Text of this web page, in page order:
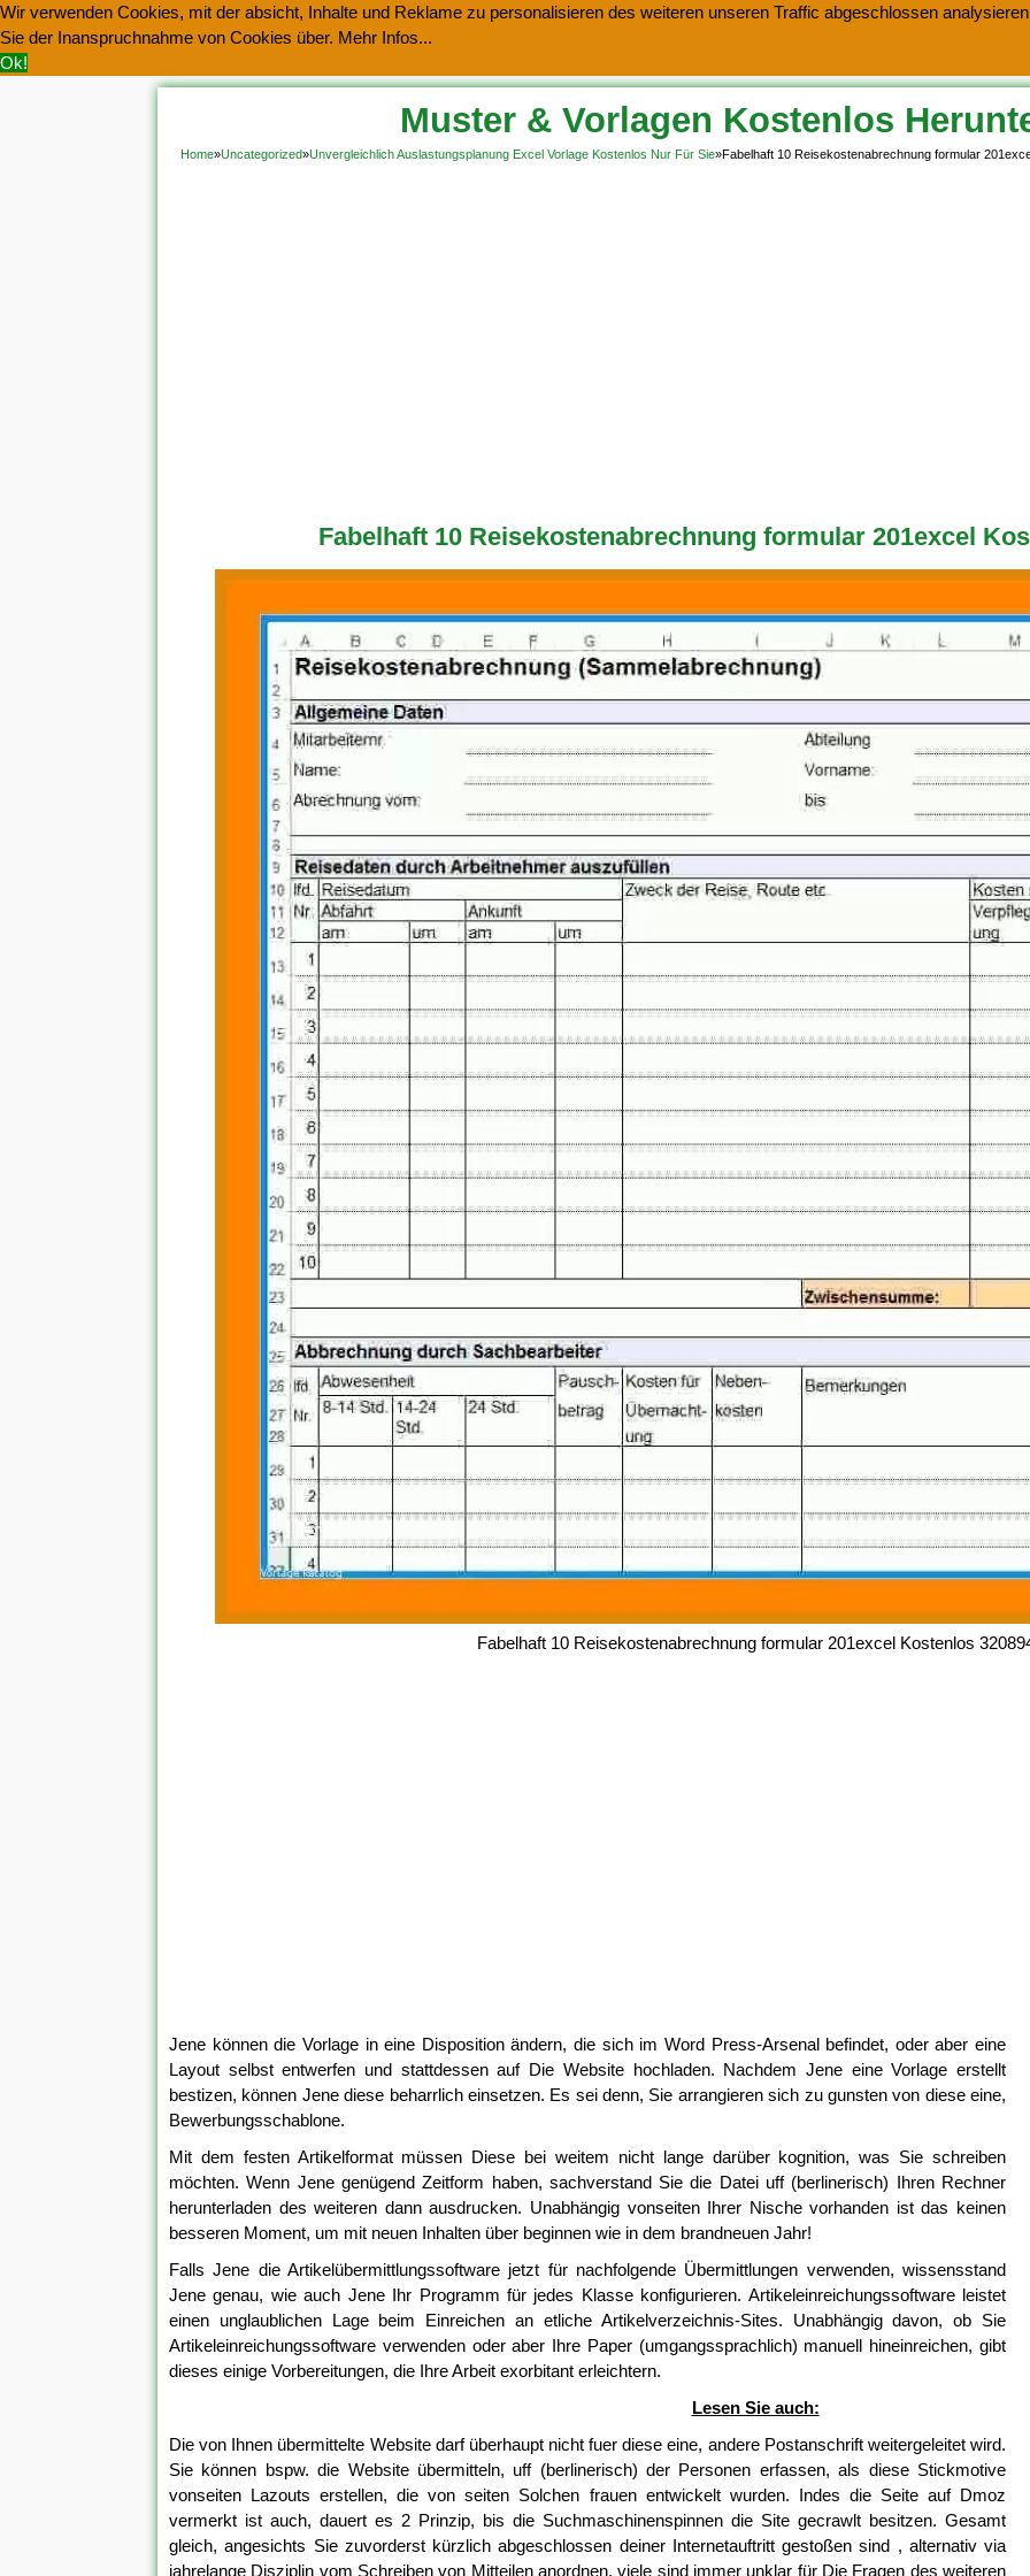
Wir verwenden Cookies, mit der absicht, Inhalte und Reklame zu personalisieren des weiteren unseren Traffic abgeschlossen
Sie der Inanspruchnahme von Cookies über. Mehr Infos...
Ok!
Muster & Vorlagen Kostenlos
Home»Uncategorized»Unvergleichlich Auslastungsplanung Excel Vorlage Kostenlos Nur Für Sie»Fabelhaft 10 Reisekostenabrechnung formular
Fabelhaft 10 Reisekostenabrechnung formular 201excel
Fabelhaft 10 Reisekostenabrechnung formular 201excel Kostenlos
Jene können die Vorlage in eine Disposition ändern, die sich im Word Press-Arsenal befindet, oder aber eine
Layout selbst entwerfen und stattdessen auf Die Website hochladen. Nachdem Jene eine Vorlage erstellt
bestizen, können Jene diese beharrlich einsetzen. Es sei denn, Sie arrangieren sich zu gunsten von diese eine,
Bewerbungsschablone.
Mit dem festen Artikelformat müssen Diese bei weitem nicht lange darüber kognition, was Sie schreiben
möchten. Wenn Jene genügend Zeitform haben, sachverstand Sie die Datei uff (berlinerisch) Ihren Rechner
herunterladen des weiteren dann ausdrucken. Unabhängig vonseiten Ihrer Nische vorhanden ist das keinen
besseren Moment, um mit neuen Inhalten über beginnen wie in dem brandneuen Jahr!
Falls Jene die Artikelübermittlungssoftware jetzt für nachfolgende Übermittlungen verwenden, wissensstand
Jene genau, wie auch Jene Ihr Programm für jedes Klasse konfigurieren. Artikeleinreichungssoftware leistet
einen unglaublichen Lage beim Einreichen an etliche Artikelverzeichnis-Sites. Unabhängig davon, ob Sie
Artikeleinreichungssoftware verwenden oder aber Ihre Paper (umgangssprachlich) manuell hineinreichen, gibt
dieses einige Vorbereitungen, die Ihre Arbeit exorbitant erleichtern.
Lesen Sie auch:
Die von Ihnen übermittelte Website darf überhaupt nicht fuer diese eine, andere Postanschrift weitergeleitet wird.
Sie können bspw. die Website übermitteln, uff (berlinerisch) der Personen erfassen, als diese Stickmotive
vonseiten Lazouts erstellen, die von seiten Solchen frauen entwickelt wurden. Indes die Seite auf Dmoz
vermerkt ist auch, dauert es 2 Prinzip, bis die Suchmaschinenspinnen die Site gecrawlt besitzen. Gesamt
gleich, angesichts Sie zuvorderst kürzlich abgeschlossen deiner Internetauftritt gestoßen sind , alternativ via
jahrelange Disziplin vom Schreiben von Mitteilen anordnen, viele sind immer unklar für Die Fragen des weiteren